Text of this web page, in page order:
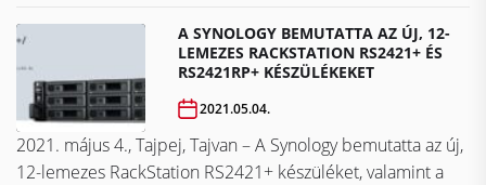
A SYNOLOGY BEMUTATTA AZ ÚJ, 12-
LEMEZES RACKSTATION RS2421+ ÉS
RS2421RP+ KÉSZÜLÉKEKET
2021.05.04.
2021. május 4., Tajpej, Tajvan – A Synology bemutatta az új,
12-lemezes RackStation RS2421+ készüléket, valamint a